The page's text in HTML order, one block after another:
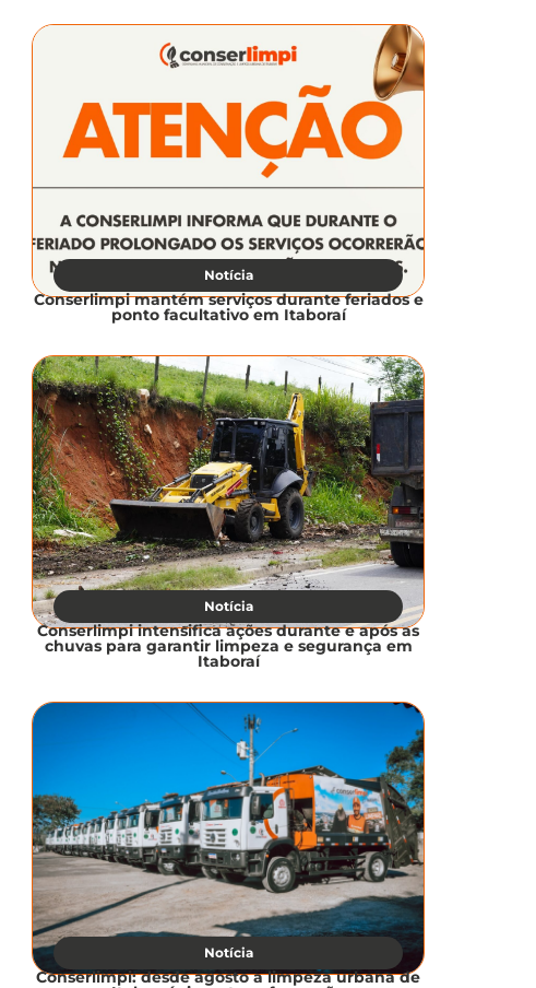
Notícia
Conserlimpi mantém serviços durante feriados e
ponto facultativo em Itaboraí
Notícia
Conserlimpi intensifica ações durante e após as
chuvas para garantir limpeza e segurança em
Itaboraí
Notícia
Conserlimpi: desde agosto a limpeza urbana de